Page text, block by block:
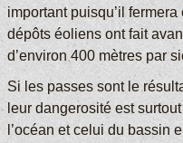
important puisqu’il
dépôts éoliens ont fait
d’environ 400 mètres par
Si les passes sont le
leur dangerosité est
l’océan et celui du bassin